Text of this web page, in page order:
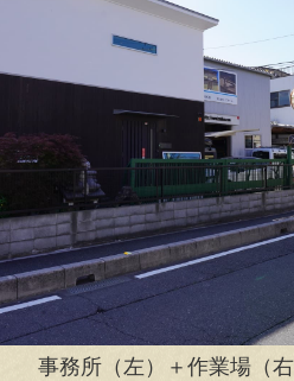
事務所（左）＋作業場（